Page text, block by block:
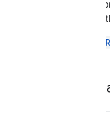
Z tego